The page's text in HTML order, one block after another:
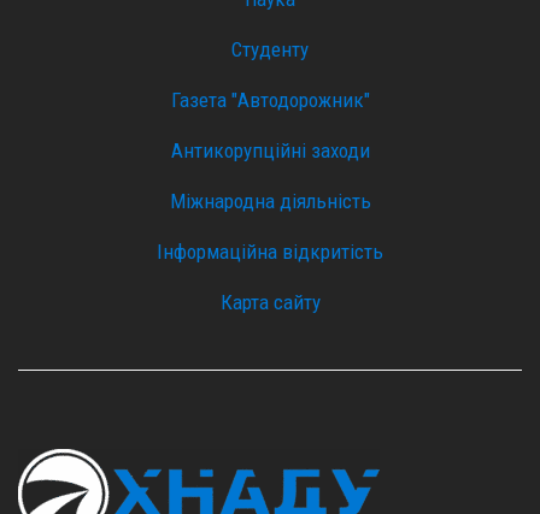
Студенту
Газета "Автодорожник"
Антикорупційні заходи
Міжнародна діяльність
Інформаційна відкритість
Карта сайту